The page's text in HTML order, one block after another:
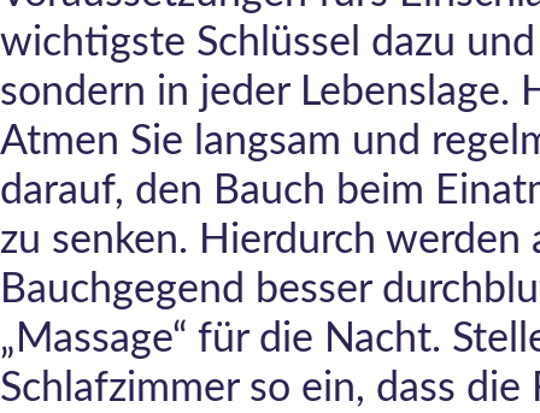
wichtigste Schlüssel dazu
sondern in jeder Lebenslage.
Atmen Sie langsam und
darauf, den Bauch beim
zu senken. Hierdurch
Bauchgegend besser
„Massage“ für die Nacht.
Schlafzimmer so ein, dass